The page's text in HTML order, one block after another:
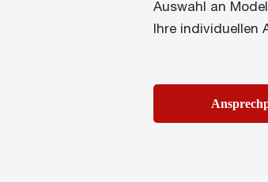
Auswahl an
Ihre individuellen